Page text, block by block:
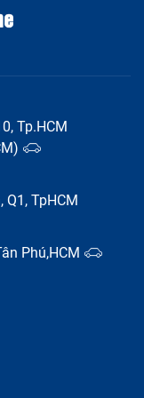
tác người dùng,
thay mặt
Tp.HCM
Q1, TpHCM
Phú,HCM